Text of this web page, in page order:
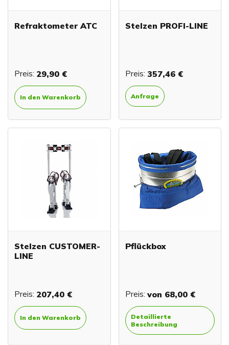
Refraktometer ATC
Preis: 29,90 €
In den Warenkorb
Stelzen PROFI-LINE
Preis: 357,46 €
Anfrage
Stelzen CUSTOMER-
LINE
Preis: 207,40 €
In den Warenkorb
Pflückbox
Preis: von 68,00 €
Detaillierte
Beschreibung